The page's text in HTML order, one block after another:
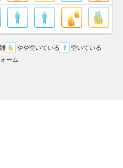
やや空いている
空いている
ーム